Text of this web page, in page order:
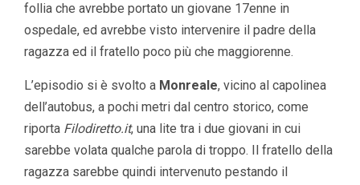
follia che avrebbe portato un giovane 17enne in
ospedale, ed avrebbe visto intervenire il padre della
ragazza ed il fratello poco più che maggiorenne.
L’episodio si è svolto a Monreale, vicino al capolinea
dell’autobus, a pochi metri dal centro storico, come
riporta Filodiretto.it, una lite tra i due giovani in cui
sarebbe volata qualche parola di troppo. Il fratello della
ragazza sarebbe quindi intervenuto pestando il